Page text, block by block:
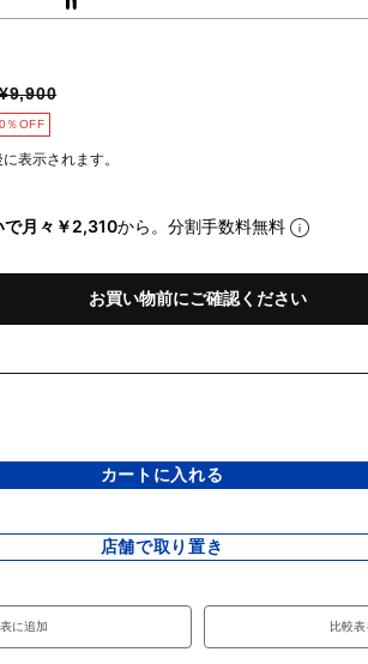
¥9,900
％OFF
表示されます。
で月々￥2,310から。分割手数料無料
お買い物前にご確認ください
カートに入れる
店舗で取り置き
に追加 比較